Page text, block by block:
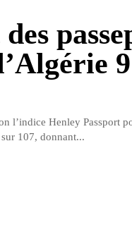
l’indice Henley Passport
107, donnant...